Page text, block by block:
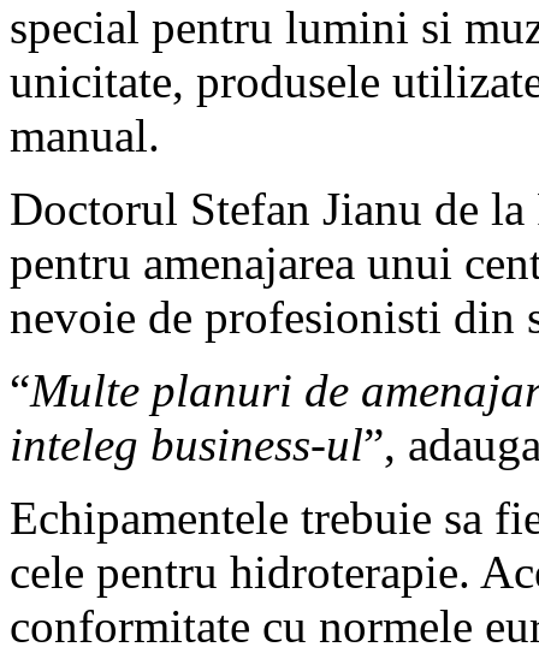
special pentru lumini si
unicitate, produsele
manual.
Doctorul Stefan Jianu de la
pentru amenajarea unui
nevoie de profesionisti din
“Multe planuri de
inteleg business-ul”,
Echipamentele trebuie sa
cele pentru hidroterapie.
conformitate cu normele